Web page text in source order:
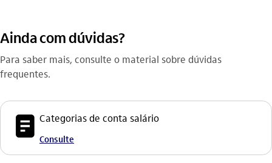
Ainda com dúvidas?
Para saber mais, consulte o material sobre dúvidas
frequentes.
icon-itaufonts_documento Categorias de conta salário
Consulte